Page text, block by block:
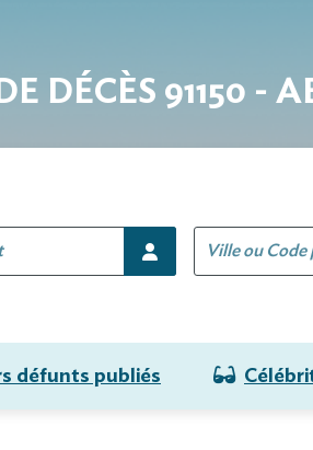
DÉCÈS 91150 -
défunts publiés